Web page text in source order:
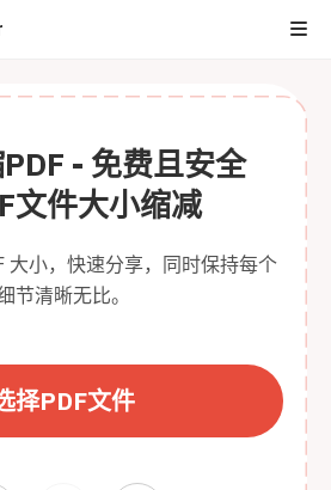
- 免费且安全
文件大小缩减
大小，快速分享，同时保持每个
节清晰无比。
择PDF文件